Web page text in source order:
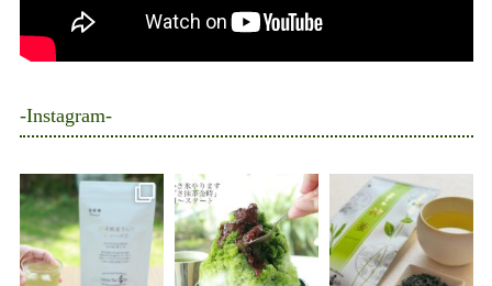
-Instagram-